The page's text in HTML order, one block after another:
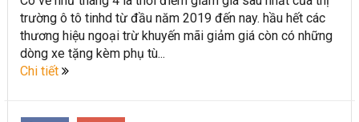
trường ô tô tinhd từ đầu năm 2019 đến nay. hầu hết các
thương hiệu ngoại trừ khuyến mãi giảm giá còn có những
dòng xe tặng kèm phụ tù...
Chi tiết